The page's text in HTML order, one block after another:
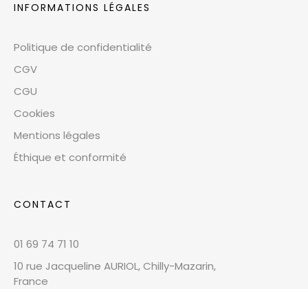
INFORMATIONS LÉGALES
Politique de confidentialité
CGV
CGU
Cookies
Mentions légales
Éthique et conformité
CONTACT
01 69 74 71 10
10 rue Jacqueline AURIOL, Chilly-Mazarin,
France